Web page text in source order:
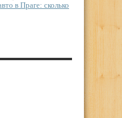
в Праге: сколько